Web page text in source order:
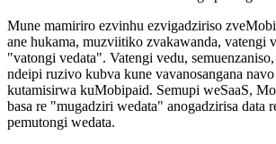
Mune mamiriro ezvinhu ezvigadziriso
ane hukama, muzviitiko zvakawanda, vatengi
"vatongi vedata". Vatengi vedu,
ndeipi ruzivo kubva kune vavanosangana
kutamisirwa kuMobipaid. Semupi weSaaS,
basa re "mugadziri wedata" anogadzirisa data
pemutongi wedata.